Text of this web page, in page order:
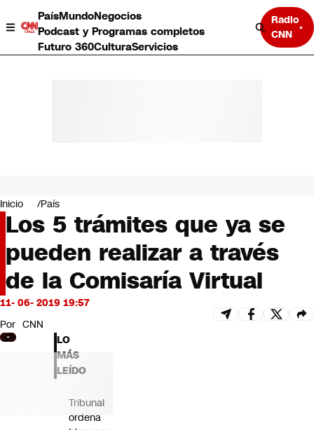
PaísMundoNegocios
Podcast y Programas completos
Futuro 360CulturaServicios
Radio
CNN
Negocios
Deportes
Programas completos
Cultura
Servicios
Bits
CNN tiempo
Futuro 360
Opinión
Inicio País
Los 5 trámites que ya se
pueden realizar a través
de la Comisaría Virtual
11- 06- 2019 19:57
Por CNN
LO
MÁS
LEÍDO
Tribunal
ordena